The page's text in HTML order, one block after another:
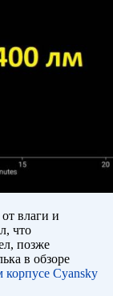
влаги и
что
позже
в обзоре
корпусе Cyansky